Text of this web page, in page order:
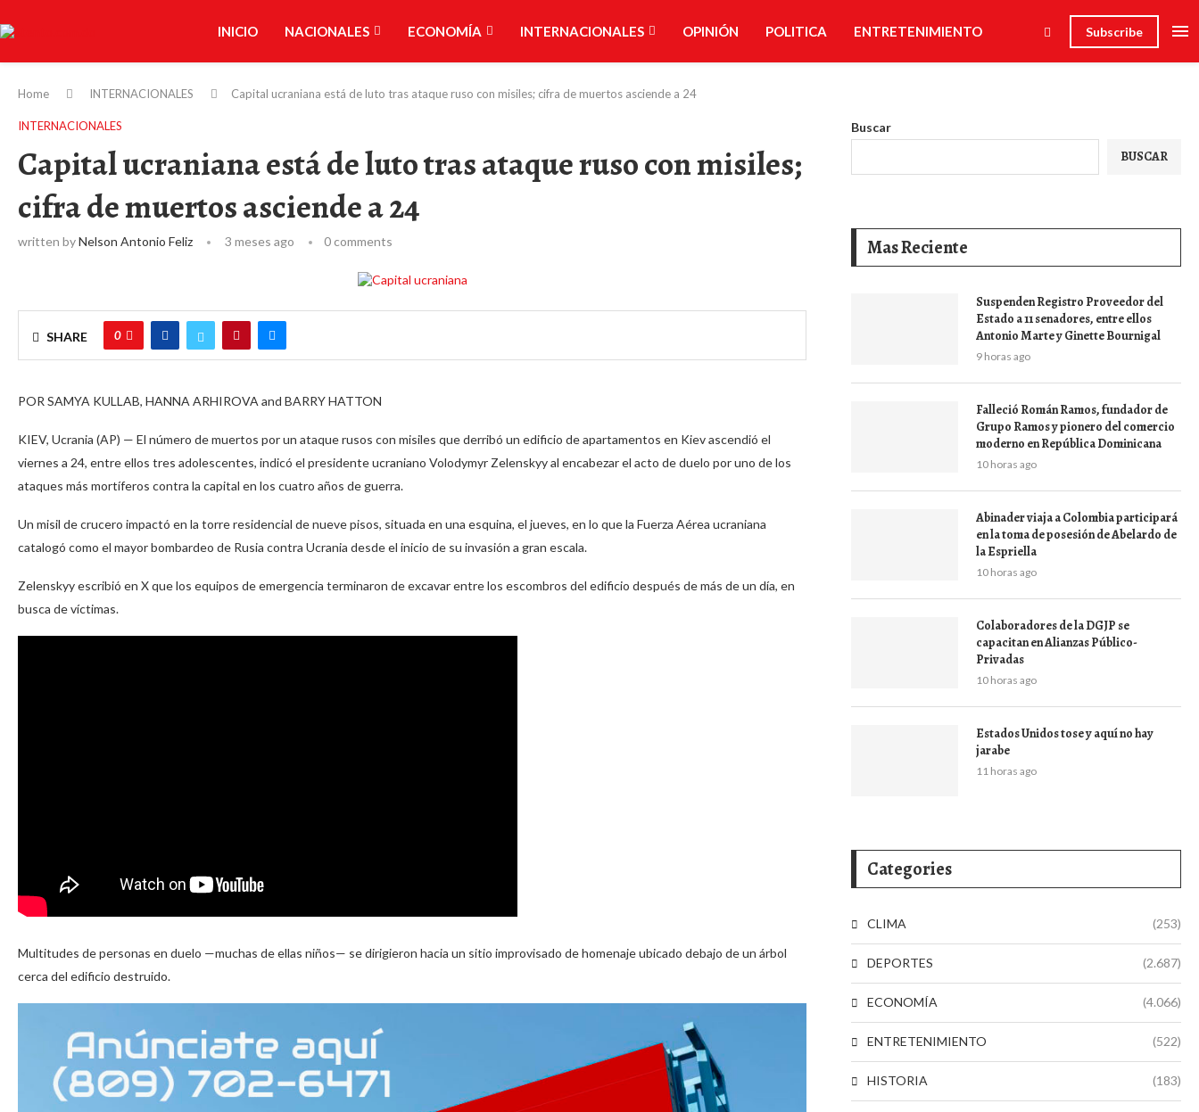
INICIO NACIONALES ECONOMÍA INTERNACIONALES OPINIÓN POLITICA ENTRETENIMIENTO Subscribe
Home INTERNACIONALES Capital ucraniana está de luto tras ataque ruso con misiles; cifra de muertos asciende a 24
INTERNACIONALES
Capital ucraniana está de luto tras ataque ruso con misiles;
cifra de muertos asciende a 24
written byNelson Antonio Feliz 3 meses ago 0 comments
SHARE 0
POR SAMYA KULLAB, HANNA ARHIROVA and BARRY HATTON
KIEV, Ucrania (AP) — El número de muertos por un ataque rusos con misiles que derribó un edificio de apartamentos en Kiev ascendió el
viernes a 24, entre ellos tres adolescentes, indicó el presidente ucraniano Volodymyr Zelenskyy al encabezar el acto de duelo por uno de los
ataques más mortíferos contra la capital en los cuatro años de guerra.
Un misil de crucero impactó en la torre residencial de nueve pisos, situada en una esquina, el jueves, en lo que la Fuerza Aérea ucraniana
catalogó como el mayor bombardeo de Rusia contra Ucrania desde el inicio de su invasión a gran escala.
Zelenskyy escribió en X que los equipos de emergencia terminaron de excavar entre los escombros del edificio después de más de un día, en
busca de víctimas.
Multitudes de personas en duelo —muchas de ellas niños— se dirigieron hacia un sitio improvisado de homenaje ubicado debajo de un árbol
cerca del edificio destruido.
Buscar
BUSCAR
Mas Reciente
Suspenden Registro Proveedor del
Estado a 11 senadores, entre ellos
Antonio Marte y Ginette Bournigal
9 horas ago
Falleció Román Ramos, fundador de
Grupo Ramos y pionero del comercio
moderno en República Dominicana
10 horas ago
Abinader viaja a Colombia participará
en la toma de posesión de Abelardo de
la Espriella
10 horas ago
Colaboradores de la DGJP se
capacitan en Alianzas Público-
Privadas
10 horas ago
Estados Unidos tose y aquí no hay
jarabe
11 horas ago
Categories
CLIMA (253)
DEPORTES (2.687)
ECONOMÍA (4.066)
ENTRETENIMIENTO (522)
HISTORIA (183)